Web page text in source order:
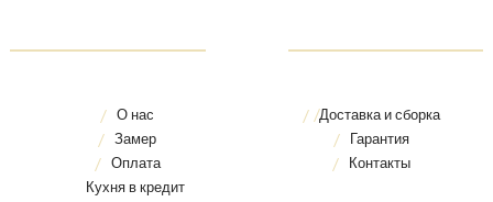
О нас
Замер
Оплата
Кухня в кредит
Доставка и сборка
Гарантия
Контакты